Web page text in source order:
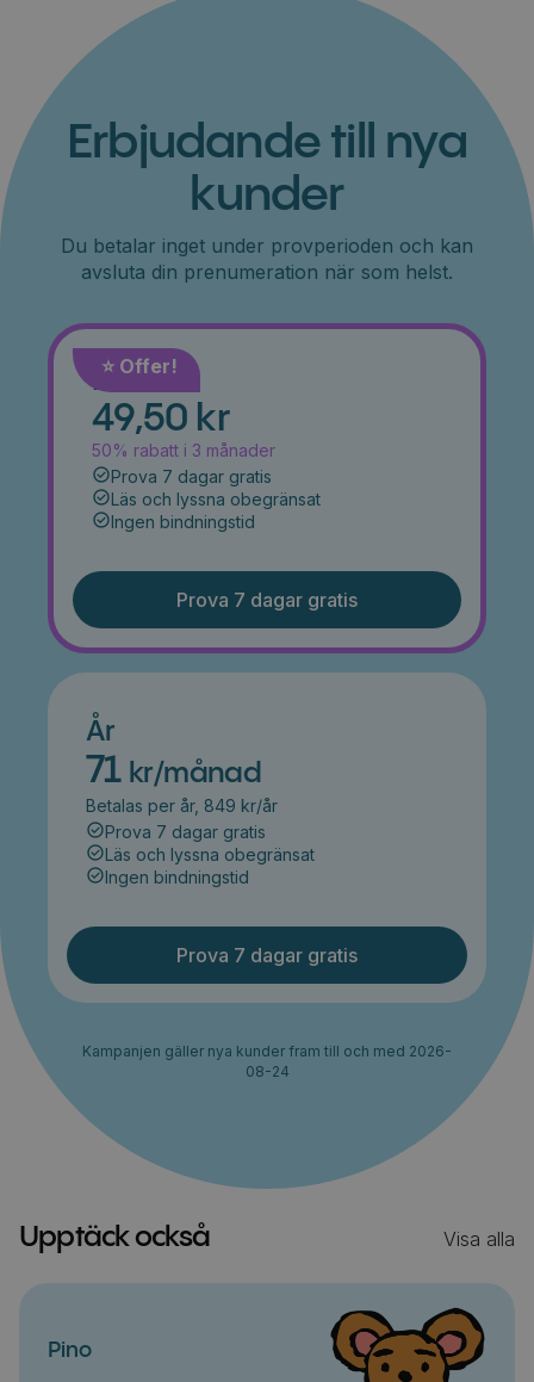
Erbjudande till nya
kunder
Du betalar inget under provperioden och kan
avsluta din prenumeration när som helst.
⭐️ Offer!
Månad
49,50 kr
50% rabatt i 3 månader
Prova 7 dagar gratis
Läs och lyssna obegränsat
Ingen bindningstid
Prova 7 dagar gratis
År
71 kr/månad
Betalas per år, 849 kr/år
Prova 7 dagar gratis
Läs och lyssna obegränsat
Ingen bindningstid
Prova 7 dagar gratis
Kampanjen gäller nya kunder fram till och med 2026-
08-24
Upptäck också Visa alla
Pino